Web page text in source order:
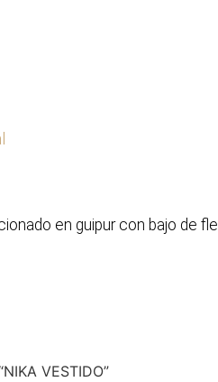
en guipur con bajo de
VESTIDO”